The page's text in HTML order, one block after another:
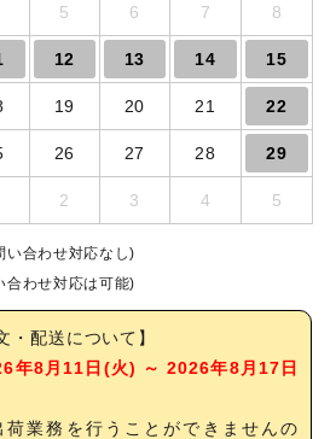
5 6 7 8
12 13 14 15
19 20 21 22
26 27 28 29
2 3 4 5
い合わせ対応なし)
合わせ対応は可能)
・配送について】
年8月11日(火) ～ 2026年8月17日
荷業務を行うことができませんの